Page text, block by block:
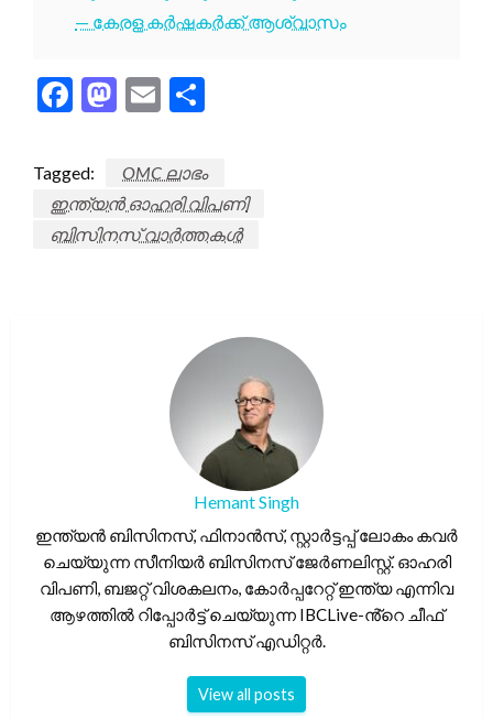
— കേരള കർഷകർക്ക് ആശ്വാസം
Facebook
Mastodon
Email
Tagged:
OMC ലാഭം
ഇന്ത്യൻ ഓഹരി വിപണി
ബിസിനസ് വാർത്തകൾ
Hemant Singh
ഇന്ത്യൻ ബിസിനസ്, ഫിനാൻസ്, സ്റ്റാർട്ടപ്പ് ലോകം കവർ
ചെയ്യുന്ന സീനിയർ ബിസിനസ് ജേർണലിസ്റ്റ്. ഓഹരി
വിപണി, ബജറ്റ് വിശകലനം, കോർപ്പറേറ്റ് ഇന്ത്യ എന്നിവ
ആഴത്തിൽ റിപ്പോർട്ട് ചെയ്യുന്ന IBCLive-ൻ്റെ ചീഫ്
ബിസിനസ് എഡിറ്റർ.
View all posts